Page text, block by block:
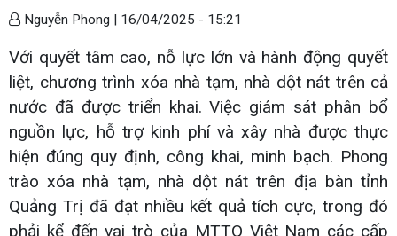
Nguyễn Phong | 16/04/2025 - 15:21
Với quyết tâm cao, nỗ lực lớn và hành động quyết
liệt, chương trình xóa nhà tạm, nhà dột nát trên cả
nước đã được triển khai. Việc giám sát phân bổ
nguồn lực, hỗ trợ kinh phí và xây nhà được thực
hiện đúng quy định, công khai, minh bạch. Phong
trào xóa nhà tạm, nhà dột nát trên địa bàn tỉnh
Quảng Trị đã đạt nhiều kết quả tích cực, trong đó
phải kể đến vai trò của MTTQ Việt Nam các cấp